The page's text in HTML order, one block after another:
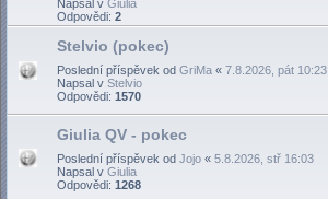
Napsal v Giulia
Odpovědi: 2
Stelvio (pokec)
Poslední příspěvek od GriMa « 7.8.2026, pát 10:23
Napsal v Stelvio
Odpovědi: 1570
Giulia QV - pokec
Poslední příspěvek od Jojo « 5.8.2026, stř 16:03
Napsal v Giulia
Odpovědi: 1268